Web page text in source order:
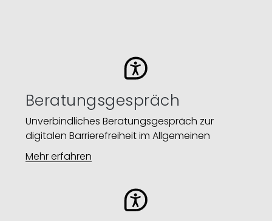
Beratungsgespräch
Unverbindliches Beratungsgespräch zur
digitalen Barrierefreiheit im Allgemeinen
Mehr erfahren